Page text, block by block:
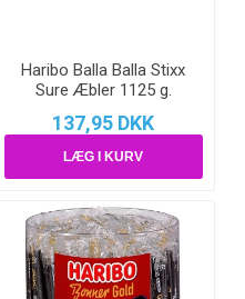
Haribo Balla Balla Stixx
Sure Æbler 1125 g.
137,95 DKK